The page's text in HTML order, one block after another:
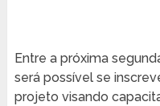
Entre a próxima
será possível se
projeto visando